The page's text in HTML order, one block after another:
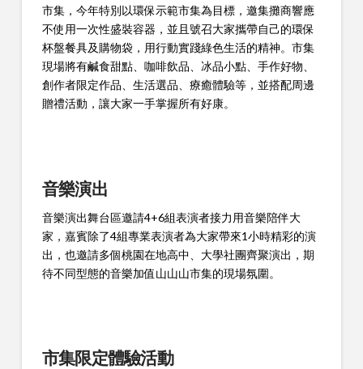
市集，今年特別以環保示範市集為目標，邀集攤商響應
不使用一次性盛裝容器，並且號召大家攜帶自己的環保
杯盤餐具及購物袋，用行動實踐綠色生活的精神。市集
現場將有鹹食甜點、咖啡飲品、冰品小點、手作好物、
創作者限定作品、生活選品、療癒體驗等，並搭配周邊
贈禮活動，讓大家一手掌握所有好康。
音樂演出
音樂演出舞台區邀請4+6組表演者接力用音樂陪伴大
家，嘉賓除了4組專業表演者為大家帶來1小時精彩的演
出，也邀請多個桃園在地高中、大學社團齊聚演出，期
待不同型態的音樂加值山山山市集的現場氛圍。
市集限定體驗活動